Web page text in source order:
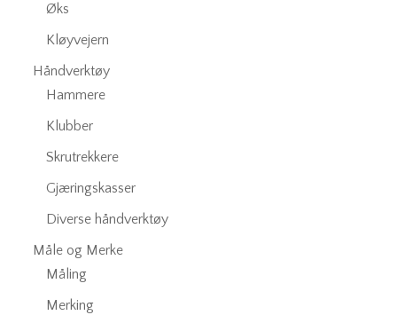
Øks
Kløyvejern
Håndverktøy
Hammere
Klubber
Skrutrekkere
Gjæringskasser
Diverse håndverktøy
Måle og Merke
Måling
Merking